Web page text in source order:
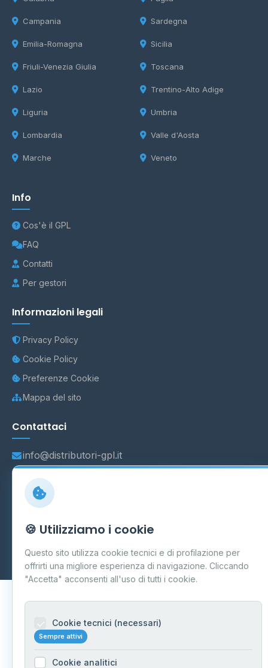
Campania
Emilia-Romagna
Friuli-Venezia Giulia
Lazio
Liguria
Lombardia
Marche
Sardegna
Sicilia
Toscana
Trentino-Alto Adige
Umbria
Valle d'Aosta
Veneto
Info
Cos'è il GPL
FAQ
Contatti
Per gestori
Informazioni legali
Privacy Policy
Cookie Policy
Preferenze Cookie
Mappa del sito
Contattaci
info@distributori-gpl.it
Carpi
P.IVA 03859300364
Dati forniti daMinistero delle Imprese e del Made in Italy
Aggiornamento quotidiano
🍪 Utilizziamo i cookie
Questo sito utilizza cookie tecnici e di profilazione per
offrirti una migliore esperienza di navigazione. Cliccando
"Accetta" acconsenti all'uso di tutti i cookie.
Cookie tecnici (necessari)
Sempre attivi
Cookie analitici